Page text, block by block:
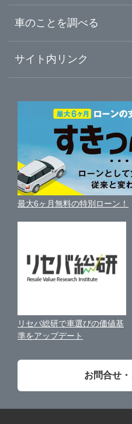
ガリバー武蔵小杉店
ガリバー16号相模原橋本店
ガリバー16号相模大野店
ガリバー16号横須賀中央店
ガリバー平塚店
ガリバー厚木出張査定センタ
横浜市都筑区
川崎市中原区
相模原市緑区
相模原市中央区
相模原市南区
横須賀市
平塚市
東京都
神奈川県
初めての中古車購入ガイド
中古車人気ランキング
自動車ローンを調べる
ガリバーの自動車ローン
車買い替えの基礎知識
近くのお店で車を探す
車査定・車買取ならガリバー
ガリバーの査定が選ばれる理
車を売る時よくある質問
便利な査定サービス
中古車買取相場（毎月更新）
車の個人売買ガイド
車のことを調べる
車初心者まとめ
新車・中古車カタログ
車の燃費を調べる
車種別クチコミ
車比較サイト
サイト内リンク
サイトマップ
サイトの使用条件
利用規約
保険代理店業務に関する基本
古物営業法に基づく表示
お客様の声
会社案内
最大6ヶ月無料の特別ローン！
リセバ総研で車選びの価値基
準をアップデート
お問合せ